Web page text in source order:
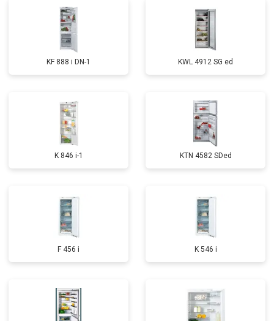
KF 888 i DN-1 KWL 4912 SG ed
K 846 i-1 KTN 4582 SDed
F 456 i K 546 i